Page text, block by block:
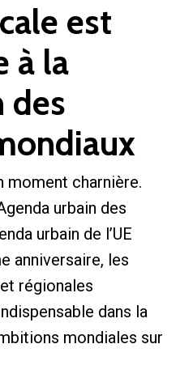
est
à la
des
moment charnière.
urbain des
urbain de l’UE
anniversaire, les
régionales
dans la
mondiales sur